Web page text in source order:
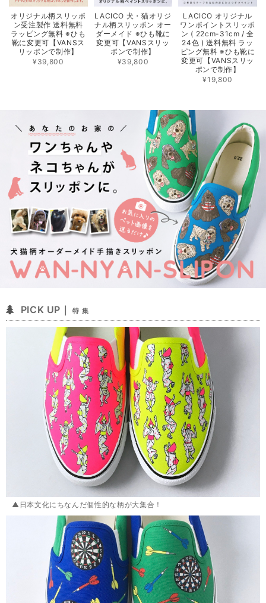
オリジナル柄スリッポ
ン受注製作 送料無料
ラッピング無料 ※ひも
靴に変更可【VANSス
リッポンで制作】
¥39,800
LACICO 犬・猫オリジ
ナル柄スリッポン オー
ダーメイド ※ひも靴に
変更可【VANSスリッ
ポンで制作】
¥39,800
LACICO オリジナル
ワンポイントスリッポ
ン ( 22cm-31cm / 全
24色 ) 送料無料 ラッ
ピング無料 ※ひも靴に
変更可【VANSスリッ
ポンで制作】
¥19,800
PICK UP｜ 特 集
▲日本文化にちなんだ個性的な柄が大集合！